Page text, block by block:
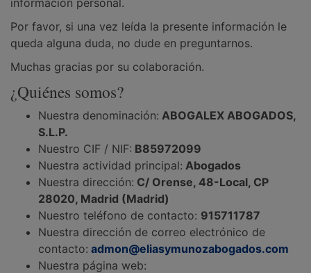
información personal.
Por favor, si una vez leída la presente información le
queda alguna duda, no dude en preguntarnos.
Muchas gracias por su colaboración.
¿Quiénes somos?
Nuestra denominación: ABOGALEX ABOGADOS,
S.L.P.
Nuestro CIF / NIF: B85972099
Nuestra actividad principal: Abogados
Nuestra dirección: C/ Orense, 48-Local, CP
28020, Madrid (Madrid)
Nuestro teléfono de contacto: 915711787
Nuestra dirección de correo electrónico de
contacto: admon@eliasymunozabogados.com
Nuestra página web: